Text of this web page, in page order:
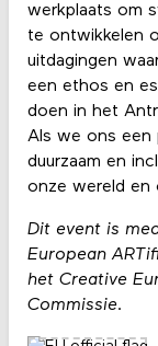
werkplaats om
te ontwikkelen
uitdagingen
een ethos en
doen in het
Als we ons een
duurzaam en
onze wereld en
Dit event is
European
het Creative
Commissie.